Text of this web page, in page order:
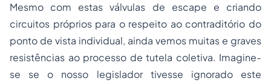
Mesmo com estas válvulas de escape e criando
circuitos próprios para o respeito ao contraditório do
ponto de vista individual, ainda vemos muitas e graves
resistências ao processo de tutela coletiva. Imagine-
se se o nosso legislador tivesse ignorado este